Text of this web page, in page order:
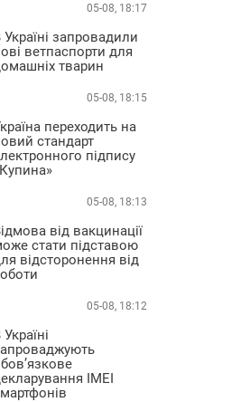
05-08, 18:17
Україні запровадили
ветпаспорти для
тварин
05-08, 18:15
переходить на
стандарт
підпису
05-08, 18:13
від вакцинації
стати підставою
відсторонення від
05-08, 18:12
Україні
IMEI